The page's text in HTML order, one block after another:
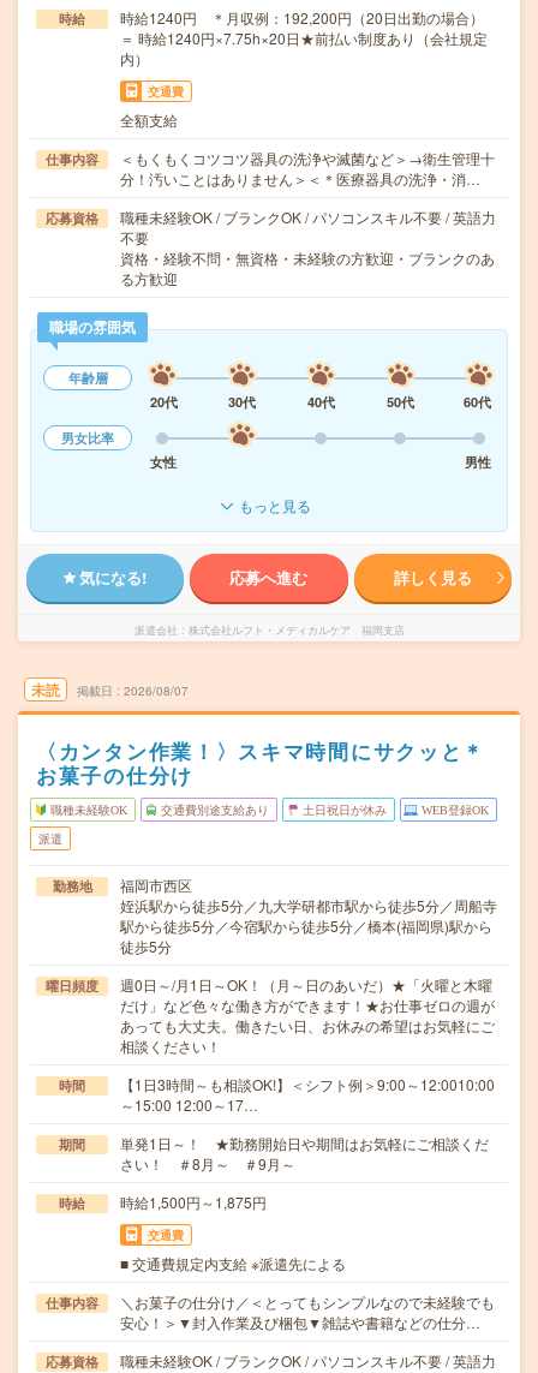
時給
時給1240円 ＊月収例：192,200円（20日出勤の場合）
＝ 時給1240円×7.75h×20日★前払い制度あり（会社規定
内）
交通費
全額支給
仕事内容
＜もくもくコツコツ器具の洗浄や滅菌など＞→衛生管理十
分！汚いことはありません＞＜＊医療器具の洗浄・消…
応募資格
職種未経験OK / ブランクOK / パソコンスキル不要 / 英語力
不要
資格・経験不問・無資格・未経験の方歓迎・ブランクのあ
る方歓迎
職場の雰囲気
年齢層
20代
30代 40代 50代
60代
男女比率
女性
男性
もっと見る
気になる! 応募へ進む 詳しく見る
派遣会社 株式会社ルフト・メディカルケア 福岡支店
未読 掲載日 2026/08/07
〈カンタン作業！〉スキマ時間にサクッと＊
お菓子の仕分け
職種未経験OK 交通費別途支給あり 土日祝日が休み WEB登録OK
派遣
勤務地
福岡市西区
姪浜駅から徒歩5分／九大学研都市駅から徒歩5分／周船寺
駅から徒歩5分／今宿駅から徒歩5分／橋本(福岡県)駅から
徒歩5分
曜日頻度
週0日～/月1日～OK！（月～日のあいだ）★「火曜と木曜
だけ」など色々な働き方ができます！★お仕事ゼロの週が
あっても大丈夫。働きたい日、お休みの希望はお気軽にご
相談ください！
時間
【1日3時間～も相談OK!】＜シフト例＞9:00～12:0010:00
～15:00 12:00～17…
期間
単発1日～！ ★勤務開始日や期間はお気軽にご相談くだ
さい！ ＃8月～ ＃9月～
時給 時給1,500円～1,875円
交通費
■ 交通費規定内支給 ※派遣先による
仕事内容
＼お菓子の仕分け／＜とってもシンプルなので未経験でも
安心！＞▼封入作業及び梱包▼雑誌や書籍などの仕分…
応募資格
職種未経験OK / ブランクOK / パソコンスキル不要 / 英語力